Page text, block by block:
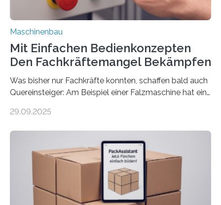
Maschinenbau
Mit Einfachen Bedienkonzepten
Den Fachkräftemangel Bekämpfen
Was bisher nur Fachkräfte konnten, schaffen bald auch
Quereinsteiger: Am Beispiel einer Falzmaschine hat ein
Mensch-Maschine-Schnittstelle so sehr vereinfacht,
Die zugrunde liegende Methodik lässt sich auf alle
anderen Maschinen übertragen. Eine Falzmaschine
umzurüsten ist ein Job für echte Profis. Eine solche
Maschine faltet in Druckereien Broschüren, Prospekte,
Landkarten und vieles mehr – mehrere Zehntausend
Exemplare pro Stunde. Je nach Maschinentyp und
29.09.2025